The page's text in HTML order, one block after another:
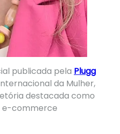
publicada pela Plugg
da Mulher,
destacada como
e-commerce